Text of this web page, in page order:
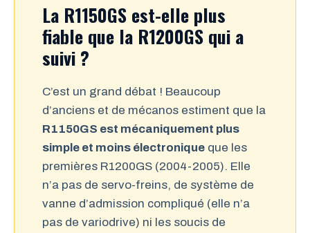
La R1150GS est-elle plus
fiable que la R1200GS qui a
suivi ?
C’est un grand débat ! Beaucoup
d’anciens et de mécanos estiment que la
R1150GS est mécaniquement plus
simple et moins électronique que les
premières R1200GS (2004-2005). Elle
n’a pas de servo-freins, de système de
vanne d’admission compliqué (elle n’a
pas de variodrive) ni les soucis de